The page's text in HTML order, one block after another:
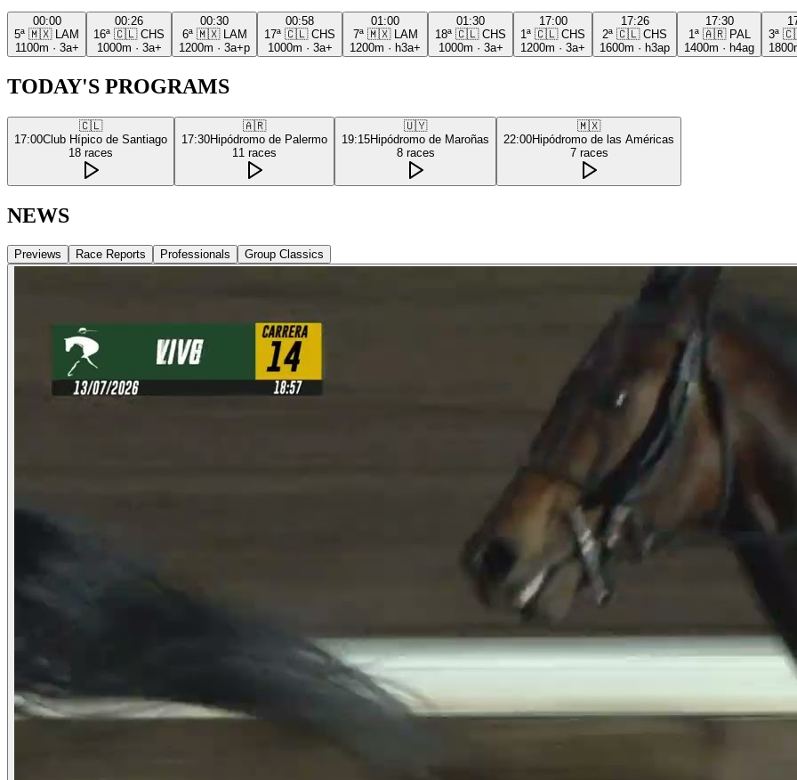
00:00
5ª 🇲🇽
LAM
1100m · 3a+
00:26
16ª 🇨🇱 CHS
1000m · 3a+
00:30
6ª 🇲🇽
LAM
1200m · 3a+p
00:58
17ª 🇨🇱 CHS
1000m · 3a+
01:00
7ª 🇲🇽
LAM
1200m · h3a+
01:30
18ª 🇨🇱 CHS
1000m · 3a+
17:00
1ª 🇨🇱 CHS
1200m · 3a+
17:26
2ª 🇨🇱 CHS
1600m · h3ap
17:30
1ª 🇦🇷 PAL
1400m · h4ag
3ª
TODAY'S PROGRAMS
🇨🇱
17:00Club Hípico de Santiago
18 races
🇦🇷
17:30Hipódromo de Palermo
11 races
🇺🇾
19:15Hipódromo de Maroñas
8 races
🇲🇽
22:00Hipódromo de las Américas
7 races
NEWS
Previews Race Reports Professionals Group Classics